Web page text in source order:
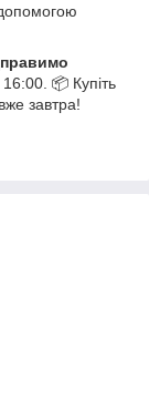
📦 Купіть
завтра!